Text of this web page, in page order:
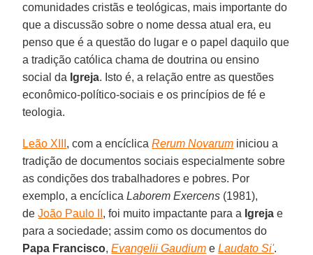
comunidades cristãs e teológicas, mais importante do
que a discussão sobre o nome dessa atual era, eu
penso que é a questão do lugar e o papel daquilo que
a tradição católica chama de doutrina ou ensino
social da Igreja. Isto é, a relação entre as questões
econômico-político-sociais e os princípios de fé e
teologia.
Leão XIII , com a encíclicaRerum Novarum iniciou a
tradição de documentos sociais especialmente sobre
as condições dos trabalhadores e pobres. Por
exemplo, a encíclicaLaborem Exercens (1981),
deJoão Paulo II , foi muito impactante para a Igreja e
para a sociedade; assim como os documentos do
Papa Francisco,Evangelii Gaudium eLaudato Si'.